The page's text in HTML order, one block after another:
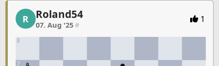
Roland54, 1/23, 07. Aug '25
R Roland54
07. Aug '25#
1
8
7